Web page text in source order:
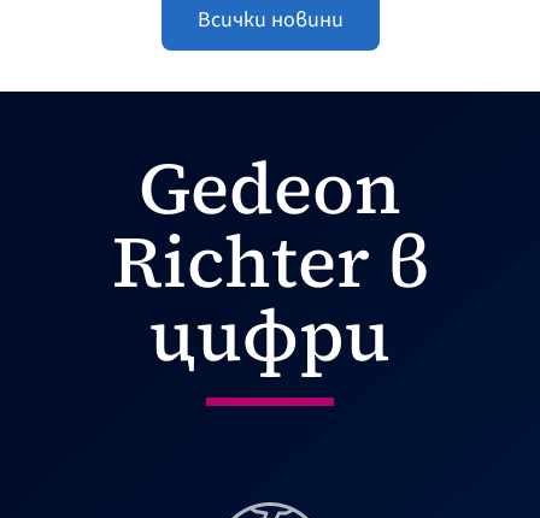
Всички новини
Gedeon
Richter в
цифри